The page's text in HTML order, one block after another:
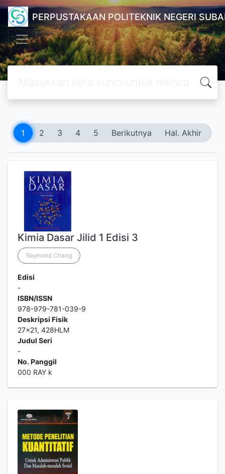
PERPUSTAKAAN POLITEKNIK NEGERI
1 2 3 4 5 Berikutnya Hal. Akhir
Kimia Dasar Jilid 1 Edisi 3
Raymond Chang
Edisi
-
ISBN/ISSN
978-979-781-039-9
Deskripsi Fisik
27x21, 428HLM
Judul Seri
-
No. Panggil
000 RAY k